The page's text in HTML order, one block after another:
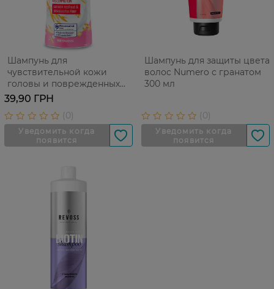
Шампунь для
чувствительной кожи
головы и поврежденных
волос Isana Овсяное
молоко и пшеничный
протеин 300 мл
39,90 ГРН
Шампунь для защиты цвета
волос Numero с гранатом
300 мл